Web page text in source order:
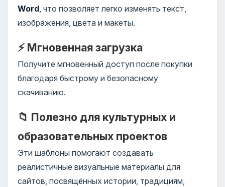
Word , что позволяет легко изменять текст,
изображения, цвета и макеты.
⚡ Мгновенная загрузка
Получите мгновенный доступ после покупки
благодаря быстрому и безопасному
скачиванию.
📁 Полезно для культурных и
образовательных проектов
Эти шаблоны помогают создавать
реалистичные визуальные материалы для
сайтов, посвящённых истории, традициям,